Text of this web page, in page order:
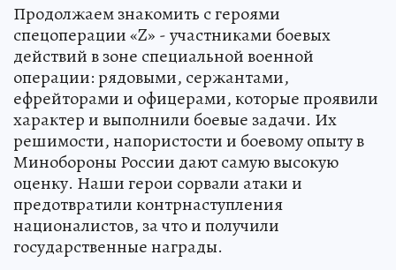
Продолжаем знакомить с героями
спецоперации «Z» - участниками боевых
действий в зоне специальной военной
операции: рядовыми, сержантами,
ефрейторами и офицерами, которые проявили
характер и выполнили боевые задачи. Их
решимости, напористости и боевому опыту в
Минобороны России дают самую высокую
оценку. Наши герои сорвали атаки и
предотвратили контрнаступления
националистов, за что и получили
государственные награды.